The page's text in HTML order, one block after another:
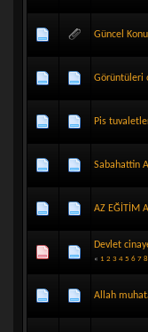
Güncel
Görüntüleri
Pis
Sabahattin
AZ EĞİTİM
Devlet
« 1 2 3 4 5 6 7 8
Allah